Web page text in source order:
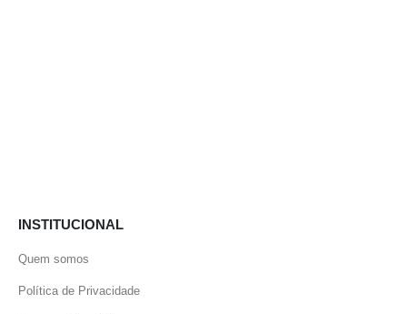
INSTITUCIONAL
Quem somos
Política de Privacidade